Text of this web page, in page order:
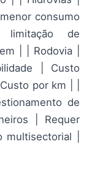
consumo
limitação de
| | Rodovia |
| Custo
por km | |
de
| Requer
|